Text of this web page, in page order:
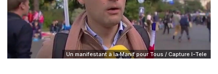
Un manifestant à la Manif pour Tous / Capture I-Tele